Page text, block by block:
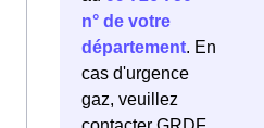
n° de votre
département. En
cas d'urgence
gaz, veuillez